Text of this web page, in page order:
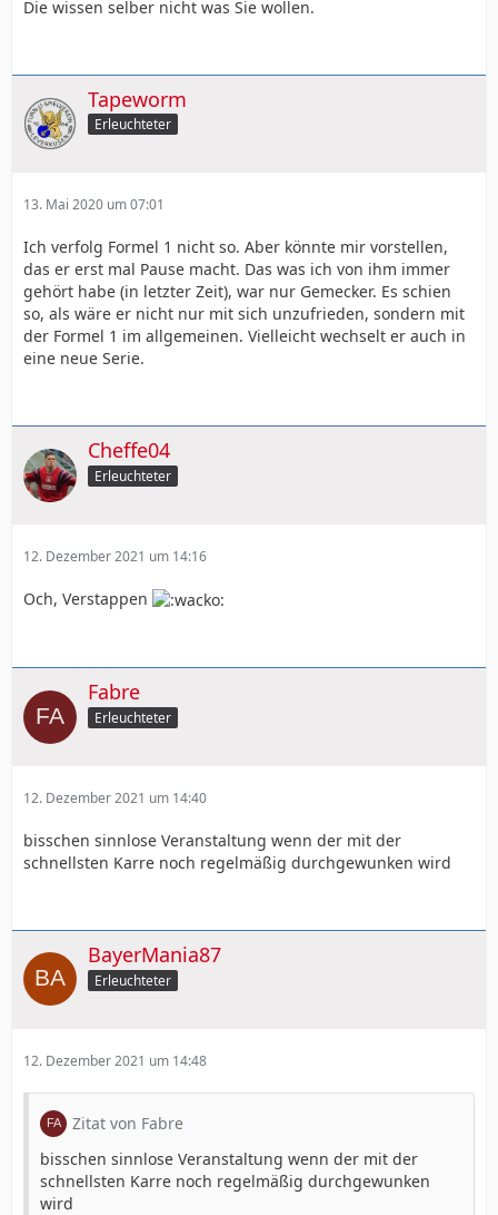
Die wissen selber nicht was Sie wollen.
Tapeworm
Erleuchteter
13. Mai 2020 um 07:01
Ich verfolg Formel 1 nicht so. Aber könnte mir vorstellen,
das er erst mal Pause macht. Das was ich von ihm immer
gehört habe (in letzter Zeit), war nur Gemecker. Es schien
so, als wäre er nicht nur mit sich unzufrieden, sondern mit
der Formel 1 im allgemeinen. Vielleicht wechselt er auch in
eine neue Serie.
Cheffe04
Erleuchteter
12. Dezember 2021 um 14:16
Och, Verstappen
Fabre
Erleuchteter
12. Dezember 2021 um 14:40
bisschen sinnlose Veranstaltung wenn der mit der
schnellsten Karre noch regelmäßig durchgewunken wird
BayerMania87
Erleuchteter
12. Dezember 2021 um 14:48
Zitat von Fabre
bisschen sinnlose Veranstaltung wenn der mit der
schnellsten Karre noch regelmäßig durchgewunken
wird